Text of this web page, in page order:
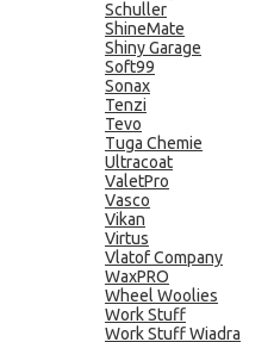
Schuller
ShineMate
Shiny Garage
Soft99
Sonax
Tenzi
Tevo
Tuga Chemie
Ultracoat
ValetPro
Vasco
Vikan
Virtus
Vlatof Company
WaxPRO
Wheel Woolies
Work Stuff
Work Stuff Wiadra